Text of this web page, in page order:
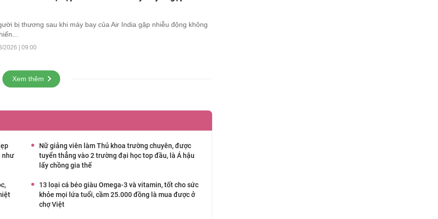
bị thương sau khi máy bay của Air India gặp nhiễu động không
2026 | 09:00
Xem thêm
như
Nữ giảng viên làm Thủ khoa trường chuyên, được
tuyển thẳng vào 2 trường đại học top đầu, là Á hậu
lấy chồng gia thế
13 loại cá béo giàu Omega-3 và vitamin, tốt cho sức
khỏe mọi lứa tuổi, cầm 25.000 đồng là mua được ở
chợ Việt